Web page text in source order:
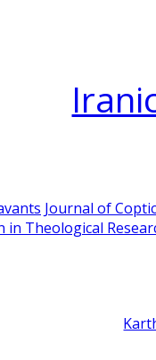
Journal of
in Theological